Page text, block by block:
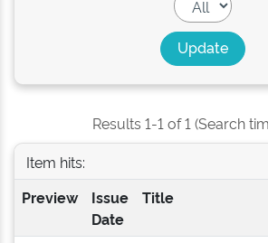
Results 1-1 of 1 (Search
Item hits:
Preview
Issue
Date
Title